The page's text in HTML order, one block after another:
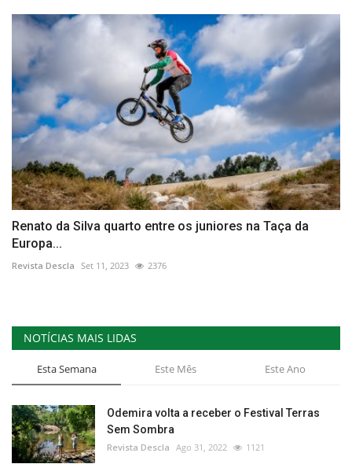
Renato da Silva quarto entre os juniores na Taça da
Europa...
Revista Descla Set 11, 2023 2376
NOTÍCIAS MAIS LIDAS
Esta Semana Este Mês Este Ano
Odemira volta a receber o Festival Terras
Sem Sombra
Revista Descla Ago 31, 2022 1121